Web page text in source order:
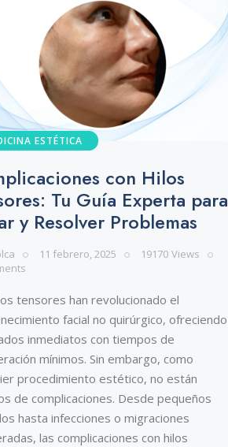
ESTÉTICA
con Hilos
Tu Guía Experta para
y Resolver Problemas
11 febrero, 2025 19170 Views
tensores han revolucionado el
facial no quirúrgico, ofreciendo
inmediatos con tiempos de
mínimos. Sin embargo, como
procedimiento estético, no están
de complicaciones. Desde pequeños
hasta infecciones o migraciones
las complicaciones con hilos